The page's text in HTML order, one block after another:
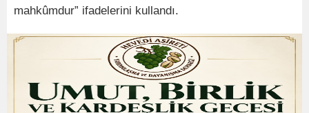
mahkûmdur” ifadelerini kullandı.